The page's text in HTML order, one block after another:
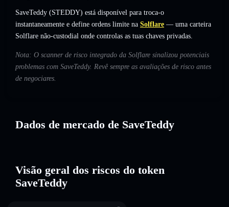
SaveTeddy (STEDDY) está disponível para troca-o
instantaneamente e define ordens limite na Solflare — uma carteira
Solflare não-custodial onde controlas as tuas chaves privadas.
Nota: O scanner de risco integrado da Solflare sinalizou potenciais
problemas com SaveTeddy. Revê sempre as avaliações de risco antes
de negociares.
Dados de mercado de SaveTeddy
Visão geral dos riscos do token
SaveTeddy